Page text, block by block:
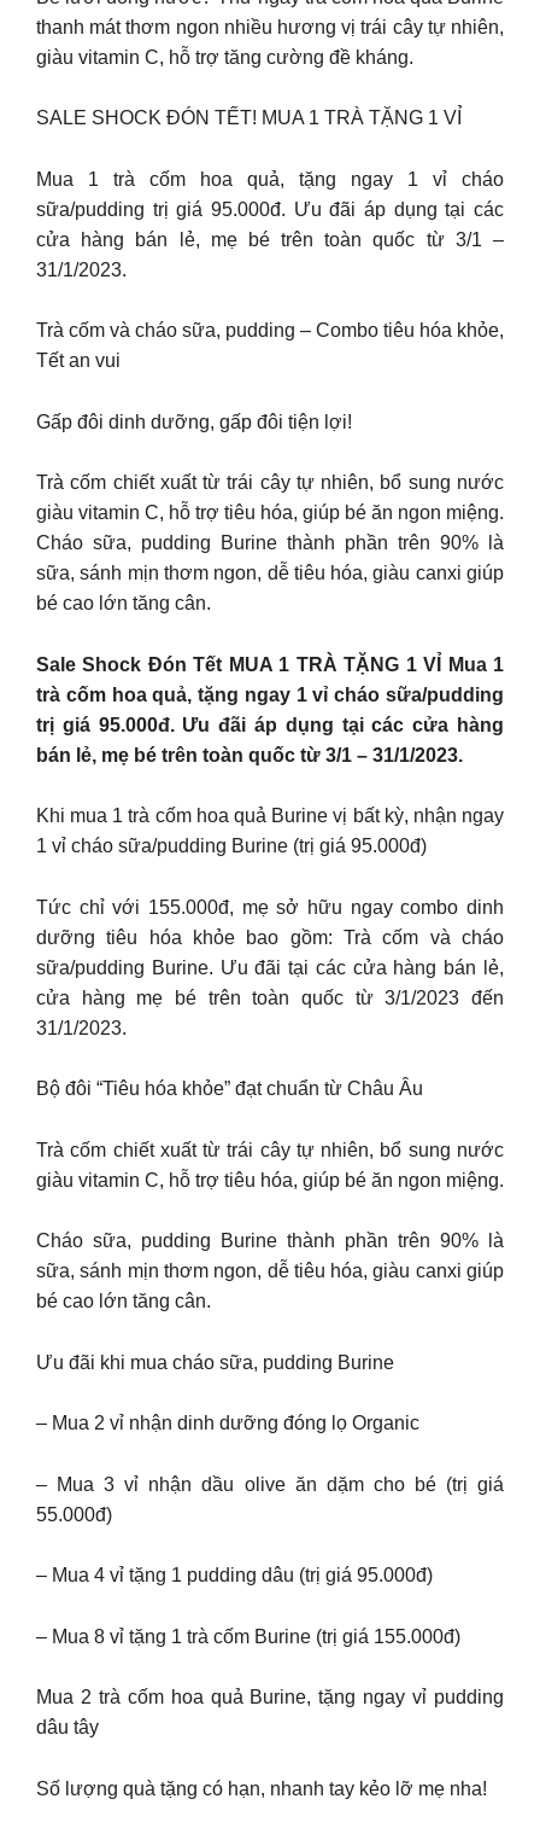
thanh mát thơm ngon nhiều hương vị trái cây tự nhiên,
giàu vitamin C, hỗ trợ tăng cường đề kháng.
SALE SHOCK ĐÓN TẾT! MUA 1 TRÀ TẶNG 1 VỈ
Mua 1 trà cốm hoa quả, tặng ngay 1 vỉ cháo
sữa/pudding trị giá 95.000đ. Ưu đãi áp dụng tại các
cửa hàng bán lẻ, mẹ bé trên toàn quốc từ 3/1 –
31/1/2023.
Trà cốm và cháo sữa, pudding – Combo tiêu hóa khỏe,
Tết an vui
Gấp đôi dinh dưỡng, gấp đôi tiện lợi!
Trà cốm chiết xuất từ trái cây tự nhiên, bổ sung nước
giàu vitamin C, hỗ trợ tiêu hóa, giúp bé ăn ngon miệng.
Cháo sữa, pudding Burine thành phần trên 90% là
sữa, sánh mịn thơm ngon, dễ tiêu hóa, giàu canxi giúp
bé cao lớn tăng cân.
Sale Shock Đón Tết MUA 1 TRÀ TẶNG 1 VỈ Mua 1
trà cốm hoa quả, tặng ngay 1 vỉ cháo sữa/pudding
trị giá 95.000đ. Ưu đãi áp dụng tại các cửa hàng
bán lẻ, mẹ bé trên toàn quốc từ 3/1 – 31/1/2023.
Khi mua 1 trà cốm hoa quả Burine vị bất kỳ, nhận ngay
1 vỉ cháo sữa/pudding Burine (trị giá 95.000đ)
Tức chỉ với 155.000đ, mẹ sở hữu ngay combo dinh
dưỡng tiêu hóa khỏe bao gồm: Trà cốm và cháo
sữa/pudding Burine. Ưu đãi tại các cửa hàng bán lẻ,
cửa hàng mẹ bé trên toàn quốc từ 3/1/2023 đến
31/1/2023.
Bộ đôi “Tiêu hóa khỏe” đạt chuẩn từ Châu Âu
Trà cốm chiết xuất từ trái cây tự nhiên, bổ sung nước
giàu vitamin C, hỗ trợ tiêu hóa, giúp bé ăn ngon miệng.
Cháo sữa, pudding Burine thành phần trên 90% là
sữa, sánh mịn thơm ngon, dễ tiêu hóa, giàu canxi giúp
bé cao lớn tăng cân.
Ưu đãi khi mua cháo sữa, pudding Burine
– Mua 2 vỉ nhận dinh dưỡng đóng lọ Organic
– Mua 3 vỉ nhận dầu olive ăn dặm cho bé (trị giá
55.000đ)
– Mua 4 vỉ tặng 1 pudding dâu (trị giá 95.000đ)
– Mua 8 vỉ tặng 1 trà cốm Burine (trị giá 155.000đ)
Mua 2 trà cốm hoa quả Burine, tặng ngay vỉ pudding
dâu tây
Số lượng quà tặng có hạn, nhanh tay kẻo lỡ mẹ nha!